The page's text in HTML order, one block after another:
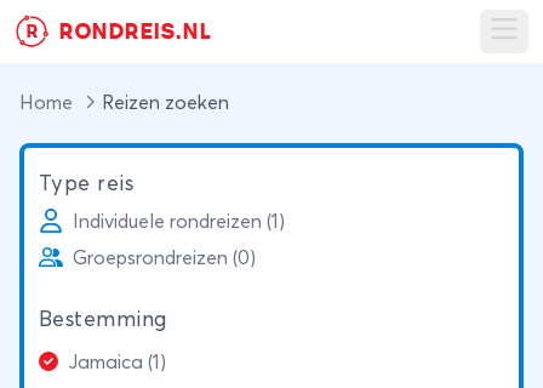
R RONDREIS.NL
Home Reizen zoeken
Type reis
Individuele rondreizen (1)
Groepsrondreizen (0)
Bestemming
Jamaica (1)